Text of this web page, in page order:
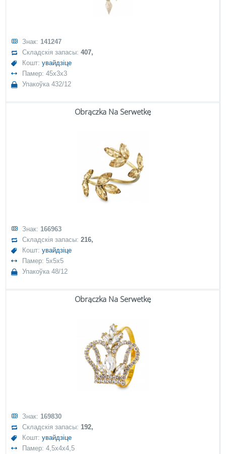
Знак: 141247
Складскія запасы:407,
Кошт:увайдзіце
Памер: 45x3x3
Упакоўка 432/12
Obrączka Na Serwetkę
Знак: 166963
Складскія запасы:216,
Кошт:увайдзіце
Памер: 5x5x5
Упакоўка 48/12
Obrączka Na Serwetkę
Знак: 169830
Складскія запасы:192,
Кошт:увайдзіце
Памер: 4,5x4x4,5